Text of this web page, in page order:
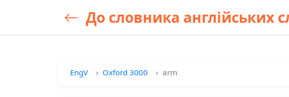
До словника англійських
EngV Oxford 3000 arm